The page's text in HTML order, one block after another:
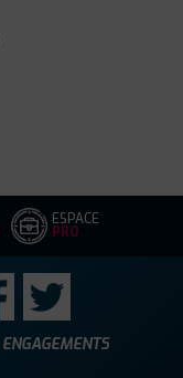
ESPACE
PRO
ENGAGEMENTS